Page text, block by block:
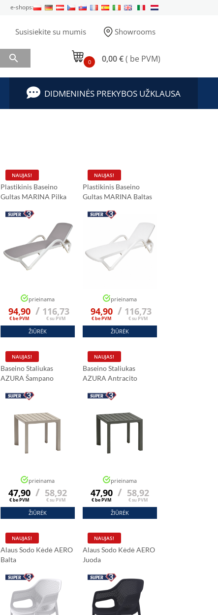
e-shops:
Susisiekite su mumis Showrooms
 0 0,00 €( be PVM)
DIDMENINĖS PREKYBOS UŽKLAUSA
Plastikinis Baseino
Gultas MARINA Pilka
NAUJAS!
prieinama
94,90
€ be PVM
/ 116,73
€ su PVM
ŽIŪRĖK
Plastikinis Baseino
Gultas MARINA Baltas
NAUJAS!
prieinama
94,90
€ be PVM
/ 116,73
€ su PVM
ŽIŪRĖK
Baseino Staliukas
AZURA Šampano
NAUJAS!
prieinama
47,90
€ be PVM
/ 58,92
€ su PVM
ŽIŪRĖK
Baseino Staliukas
AZURA Antracito
NAUJAS!
prieinama
47,90
€ be PVM
/ 58,92
€ su PVM
ŽIŪRĖK
Alaus Sodo Kėdė AERO
Balta
NAUJAS!
Alaus Sodo Kėdė AERO
Juoda
NAUJAS!